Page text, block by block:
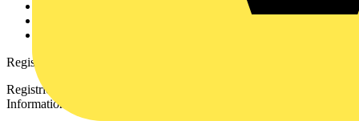
Registrierung
Registrieren Sie sich kostenlos und erhalten Sie stets aktuelle
Informationen aus der Elektroindustrie.